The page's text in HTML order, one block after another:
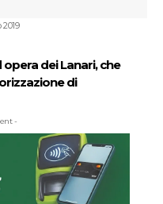
dei Lanari, che
di
-